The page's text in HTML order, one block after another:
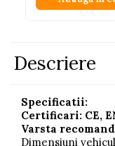
Descriere
Specificatii:
Certificari: CE,
Varsta
Dimensiuni